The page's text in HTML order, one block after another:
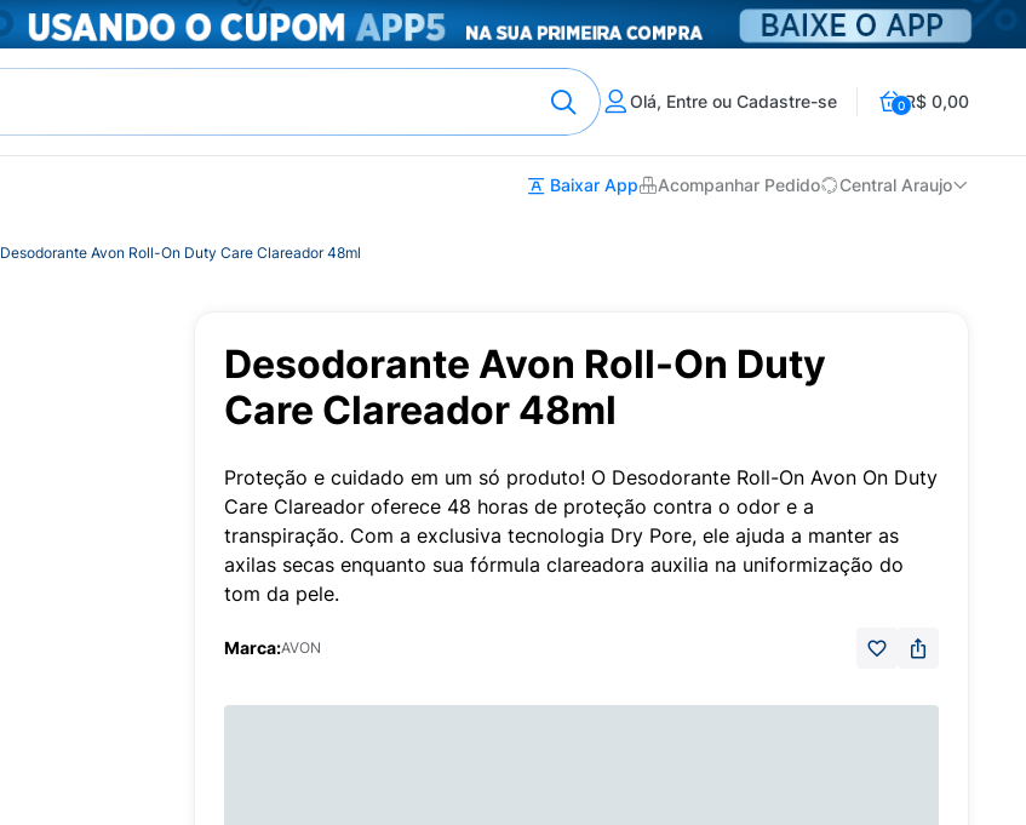
Olá, Entre ou Cadastre-se 0R$ 0,00
Baixar App Acompanhar Pedido Central Araujo
Desodorante Avon Roll-On Duty Care Clareador 48ml
Desodorante Avon Roll-On Duty
Care Clareador 48ml
Proteção e cuidado em um só produto! O Desodorante Roll-On Avon On Duty
Care Clareador oferece 48 horas de proteção contra o odor e a
transpiração. Com a exclusiva tecnologia Dry Pore, ele ajuda a manter as
axilas secas enquanto sua fórmula clareadora auxilia na uniformização do
tom da pele.
Marca:AVON